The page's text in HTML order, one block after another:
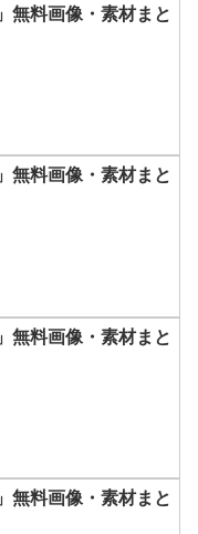
無料画像・素材まと
無料画像・素材まと
無料画像・素材まと
無料画像・素材まと